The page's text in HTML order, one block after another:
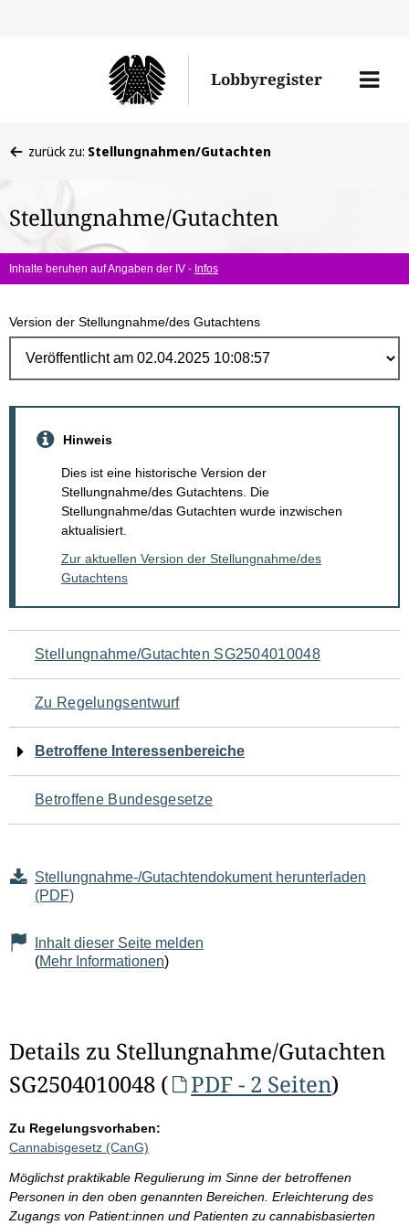
Lobbyregister
Menü
befinden
hier:
zurück zu: Stellungnahmen/Gutachten
Stellungnahme/Gutachten
Inhalte beruhen auf Angaben der IV - Infos
Version der Stellungnahme/des Gutachtens
Hinweis
Dies ist eine historische Version der
Stellungnahme/des Gutachtens. Die
Stellungnahme/das Gutachten wurde inzwischen
aktualisiert.
Zur aktuellen Version der Stellungnahme/des
Gutachtens
Navigation
für
den
Seiteninhalt
Stellungnahme/Gutachten SG2504010048
Zu Regelungsentwurf
Betroffene Interessenbereiche
Betroffene Bundesgesetze
Stellungnahme-/Gutachtendokument herunterladen
(PDF)
Inhalt dieser Seite melden
(Mehr Informationen)
Details zu Stellungnahme/Gutachten
SG2504010048 (
PDF - 2 Seiten)
Zu Regelungsvorhaben:
Cannabisgesetz (CanG)
Möglichst praktikable Regulierung im Sinne der betroffenen
Personen in den oben genannten Bereichen. Erleichterung des
Zugangs von Patient:innen und Patienten zu cannabisbasierten